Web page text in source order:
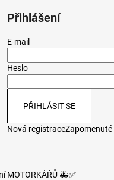
Přihlášení
E-mail
Heslo
PŘIHLÁSIT SE
Nová registraceZapomenuté
MOTORKÁŘŮ 🚑✅